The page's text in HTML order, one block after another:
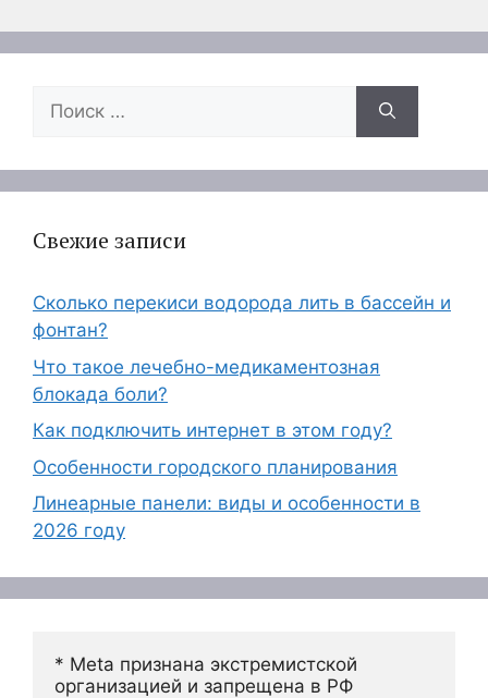
Поиск:
Свежие записи
Сколько перекиси водорода лить в бассейн и
фонтан?
Что такое лечебно-медикаментозная
блокада боли?
Как подключить интернет в этом году?
Особенности городского планирования
Линеарные панели: виды и особенности в
2026 году
* Meta признана экстремистской
организацией и запрещена в РФ